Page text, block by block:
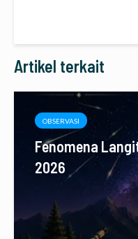
Artikel terkait
OBSERVASI
Fenomena
2026